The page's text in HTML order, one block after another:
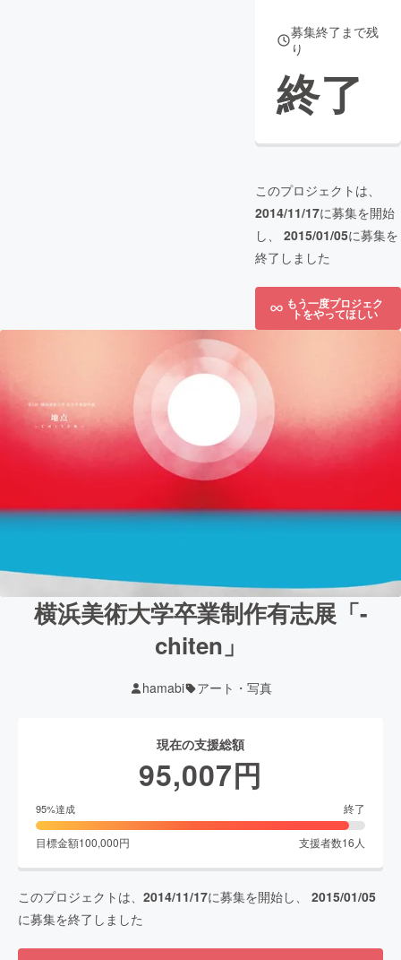
募集終了まで残
り
終了
このプロジェクトは、
2014/11/17に募集を開始
し、 2015/01/05に募集を
終了しました
もう一度プロジェク
トをやってほしい
横浜美術大学卒業制作有志展「-
chiten」
hamabi アート・写真
現在の支援総額
95,007円
95%達成 終了
目標金額100,000円 支援者数16 人
このプロジェクトは、 2014/11/17に募集を開始し、 2015/01/05
に募集を終了しました